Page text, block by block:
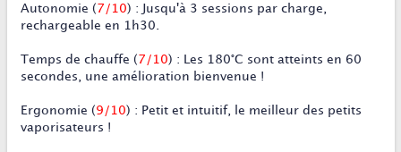
Autonomie (7/10) : Jusqu'à 3 sessions par charge,
rechargeable en 1h30.
Temps de chauffe (7/10) : Les 180°C sont atteints en 60
secondes, une amélioration bienvenue !
Ergonomie (9/10) : Petit et intuitif, le meilleur des petits
vaporisateurs !